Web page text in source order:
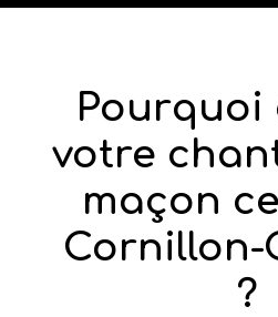
Pourquoi
votre
maçon
Cornillon-
?